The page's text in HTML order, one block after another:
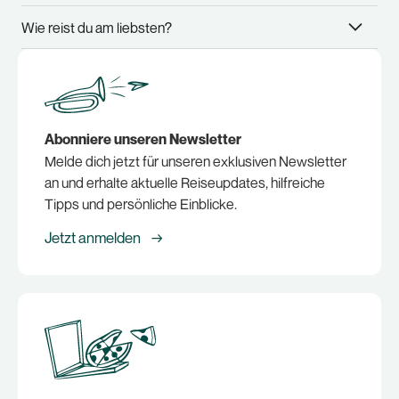
Wie reist du am liebsten?
Abonniere unseren Newsletter
Melde dich jetzt für unseren exklusiven Newsletter
an und erhalte aktuelle Reiseupdates, hilfreiche
Tipps und persönliche Einblicke.
Jetzt anmelden →